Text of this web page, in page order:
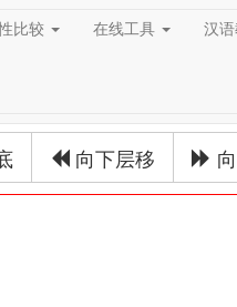
比较 在线工具 汉
向下层移